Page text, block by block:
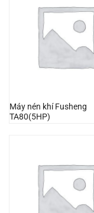
Máy nén khí Fusheng
TA80(5HP)